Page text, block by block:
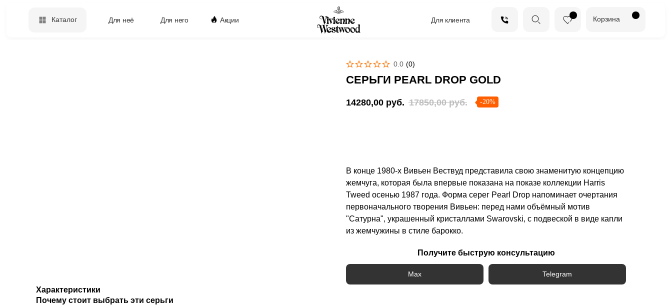
Для него Акции
Для неё Для клиента Корзина
Каталог
0.0 (0)
СЕРЬГИ PEARL DROP GOLD
14280,00 руб. 17850,00 руб. -20%
В конце 1980-х Вивьен Вествуд представила свою знаменитую концепцию
жемчуга, которая была впервые показана на показе коллекции Harris
Tweed осенью 1987 года. Форма серег Pearl Drop напоминает очертания
первоначального творения Вивьен: перед нами объёмный мотив
"Сатурна", украшенный кристаллами Swarovski, с подвеской в виде капли
из жемчужины в стиле барокко.
Получите быструю консультацию
Max Telegram
Характеристики
Почему стоит выбрать эти серьги